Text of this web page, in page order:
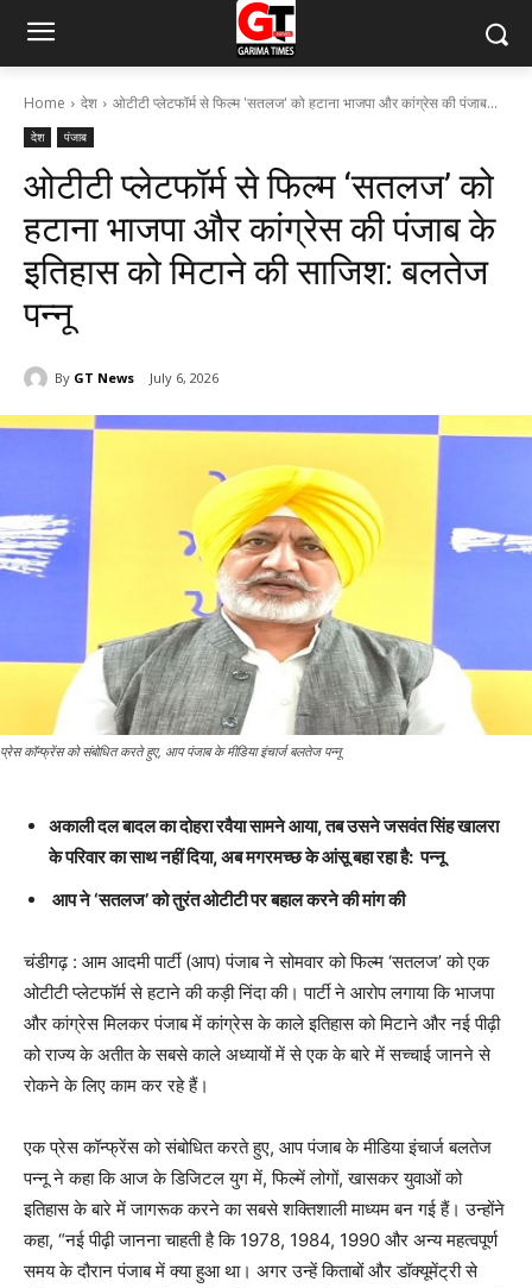
Home देश ओटीटी प्लेटफॉर्म से फिल्म 'सतलज' को हटाना भाजपा और कांग्रेस की पंजाब...
देश पंजाब
ओटीटी प्लेटफॉर्म से फिल्म ‘सतलज’ को
हटाना भाजपा और कांग्रेस की पंजाब के
इतिहास को मिटाने की साजिश: बलतेज
पन्नू
By GT News July 6, 2026
प्रेस कॉन्फ्रेंस को संबोधित करते हुए, आप पंजाब के मीडिया इंचार्ज बलतेज पन्नू
अकाली दल बादल का दोहरा रवैया सामने आया, तब उसने जसवंत सिंह खालरा
के परिवार का साथ नहीं दिया, अब मगरमच्छ के आंसू बहा रहा है: पन्नू
आप ने ‘सतलज’ को तुरंत ओटीटी पर बहाल करने की मांग की
चंडीगढ़ : आम आदमी पार्टी (आप) पंजाब ने सोमवार को फिल्म ‘सतलज’ को एक
ओटीटी प्लेटफॉर्म से हटाने की कड़ी निंदा की। पार्टी ने आरोप लगाया कि भाजपा
और कांग्रेस मिलकर पंजाब में कांग्रेस के काले इतिहास को मिटाने और नई पीढ़ी
को राज्य के अतीत के सबसे काले अध्यायों में से एक के बारे में सच्चाई जानने से
रोकने के लिए काम कर रहे हैं।
एक प्रेस कॉन्फ्रेंस को संबोधित करते हुए, आप पंजाब के मीडिया इंचार्ज बलतेज
पन्नू ने कहा कि आज के डिजिटल युग में, फिल्में लोगों, खासकर युवाओं को
इतिहास के बारे में जागरूक करने का सबसे शक्तिशाली माध्यम बन गई हैं। उन्होंने
कहा, “नई पीढ़ी जानना चाहती है कि 1978, 1984, 1990 और अन्य महत्वपूर्ण
समय के दौरान पंजाब में क्या हुआ था। अगर उन्हें किताबों और डॉक्यूमेंट्री से